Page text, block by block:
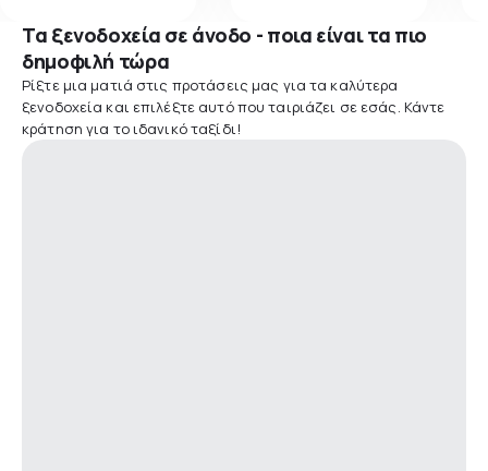
Τα ξενοδοχεία σε άνοδο - ποια είναι τα πιο
δημοφιλή τώρα
Ρίξτε μια ματιά στις προτάσεις μας για τα καλύτερα
ξενοδοχεία και επιλέξτε αυτό που ταιριάζει σε εσάς. Κάντε
κράτηση για το ιδανικό ταξίδι!